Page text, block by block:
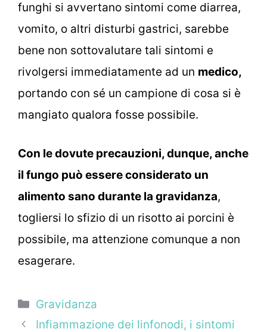
funghi si avvertano sintomi come diarrea,
vomito, o altri disturbi gastrici, sarebbe
bene non sottovalutare tali sintomi e
rivolgersi immediatamente ad un medico,
portando con sé un campione di cosa si è
mangiato qualora fosse possibile.
Con le dovute precauzioni, dunque, anche
il fungo può essere considerato un
alimento sano durante la gravidanza,
togliersi lo sfizio di un risotto ai porcini è
possibile, ma attenzione comunque a non
esagerare.
Categorie
Gravidanza
Infiammazione dei linfonodi, i sintomi